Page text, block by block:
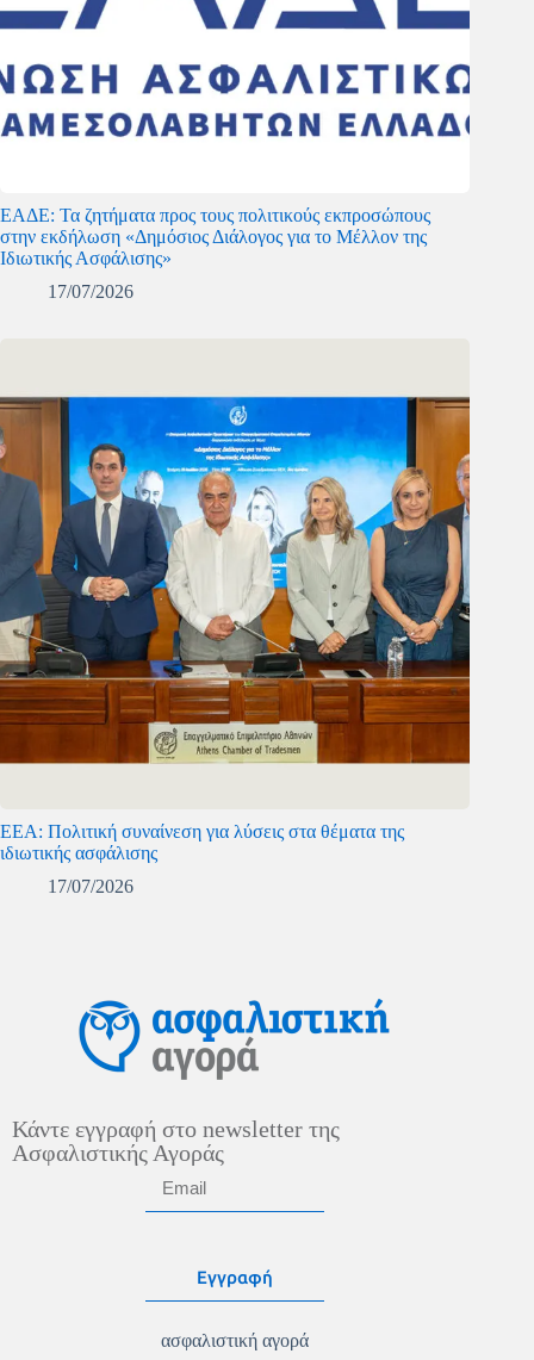
ΕΑΔΕ: Τα ζητήματα προς τους πολιτικούς εκπροσώπους
στην εκδήλωση «Δημόσιος Διάλογος για το Μέλλον της
Ιδιωτικής Ασφάλισης»
17/07/2026
ΕΕΑ: Πολιτική συναίνεση για λύσεις στα θέματα της
ιδιωτικής ασφάλισης
17/07/2026
Κάντε εγγραφή στο newsletter της
Ασφαλιστικής Αγοράς
Εγγραφή
ασφαλιστική αγορά